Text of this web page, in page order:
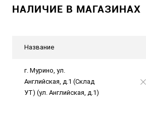
НАЛИЧИЕ В МАГАЗИНАХ
Название
г. Мурино, ул.
Английская, д.1 (Склад
УТ) (ул. Английская, д.1)